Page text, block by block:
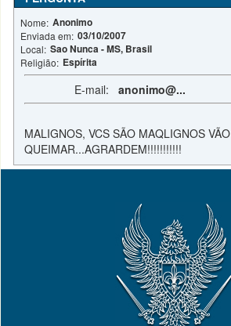
Nome: Anonimo
Enviada em: 03/10/2007
Local: Sao Nunca - MS, Brasil
Religião: Espírita
E-mail:anonimo@...
MALIGNOS, VCS SÃO MAQLIGNOS VÃO
QUEIMAR...AGRARDEM!!!!!!!!!!!